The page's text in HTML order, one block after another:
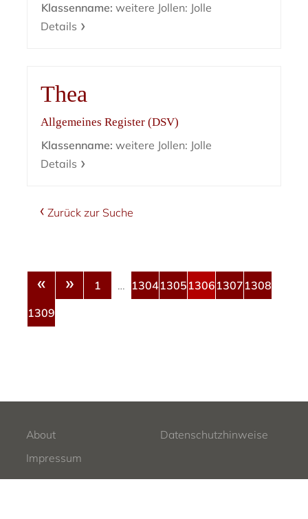
Klassenname: weitere Jollen: Jolle
Details
Thea
Allgemeines Register (DSV)
Klassenname: weitere Jollen: Jolle
Details
Zurück zur Suche
« » 1 … 13041305 1306 1307 1308
1309
About
Datenschutzhinweise
Impressum